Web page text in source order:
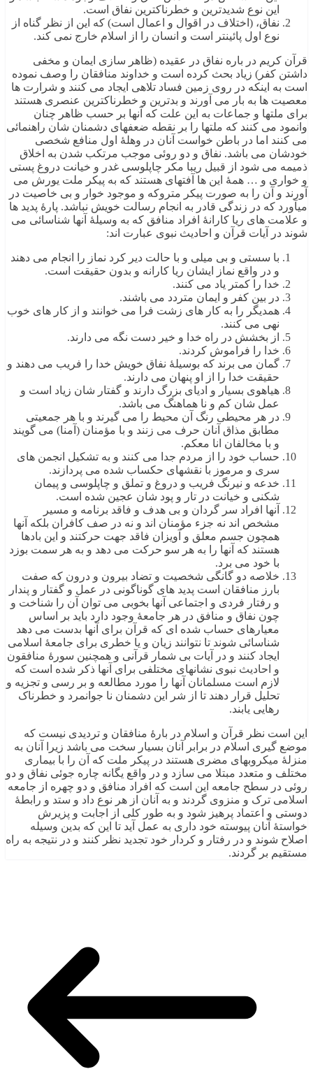
این نوع شدیدترین و خطرناکترین نفاق است.
نفاق، (اختلاف در اقوال و اعمال است) که این از نظر گناه از
نوع اول پائینتر است و انسان را از اسلام خارج نمی کند.
قرآن کریم در باره نفاق در عقیده (ظاهر سازی ایمان و مخفی
داشتن کفر) زیاد بحث کرده است و خداوند منافقان را وصف نموده
است به اینکه در روی زمین فساد تلاهی ایجاد می کنند و شرارت ها
معصیت ها به بار می آورند و بدترین و خطرناکترین عنصری هستند
برای ملتها و جماعات به این علت که آنها بر حسب ظاهر چنان
وانمود می کنند که ملتها را بر نقطه ضعفهای دشمنان شان راهنمائی
می کنند اما در باطن خواست آنان در وهلۀ اول منافع شخصی
خودشان می باشد. نفاق و دو روئی موجب مرتکب شدن به اخلاق
ذمیمه می شود از قبیل ریبا مکر چاپلوسی غدر و خیانت دروغ پستی
و خواری و … همۀ این ها آفتهای هستند که به پیکر ملت یورش می
آورند و آن را به صورت پیکر متروکه و موجود خوار و بی خاصیت در
میآورد که در زندگی قادر به انجام رسالت خویش نباشد. پارۀ پدید ها
و علامت های ریا کارانۀ افراد منافق که به وسیلۀ آنها شناسائی می
شوند در آیات قرآن و احادیث نبوی عبارت اند:
با سستی و بی میلی و با حالت دیر کرد نماز را انجام می دهند
و در واقع نماز ایشان ریا کارانه و بدون حقیقت است.
خدا را کمتر یاد می کنند.
در بین کفر و ایمان متردد می باشند.
همدیگر را به کار های زشت فرا می خوانند و از کار های خوب
نهی می کنند.
از بخشش در راه خدا و خیر دست نگه می دارند.
خدا را فراموش کردند.
گمان می برند که بوسیلۀ نفاق خویش خدا را فریب می دهند و
حقیقت خدا را از او پنهان می دارند.
هیاهوی بسیار و ادیای بزرگ دارند و گفتار شان زیاد است و
عمل شان کم و نا هماهنگ می باشد.
در هر محیطی رنگ آن محیط را می گیرند و با هر جمعیتی
مطابق مذاق آنان حرف می زنند و با مؤمنان (آمنا) می گویند
و با مخالفان انا معکم.
حساب خود را از مردم جدا می کنند و به تشکیل انجمن های
سری و مرموز با نقشهای حکساب شده می پردازند.
خدعه و نیرنگ فریب و دروغ و تملق و چاپلوسی و پیمان
شکنی و خیانت در تار و پود شان عجین شده است.
آنها افراد سر گردان و بی هدف و فاقد برنامه و مسیر
مشخص اند نه جزء مؤمنان اند و نه در صف کافران بلکه آنها
همچون جسم معلق و آویزان فاقد جهت حرکتند و این بادها
هستند که آنها را به هر سو حرکت می دهد و به هر سمت بوزد
با خود می برد.
خلاصه دو گانگی شخصیت و تضاد بیرون و درون که صفت
بارز منافقان است پدید های گوناگونی در عمل و گفتار و پندار
و رفتار فردی و اجتماعی آنها بخوبی می توان آن را شناخت و
چون نفاق و منافق در هر جامعۀ وجود دارد باید بر اساس
معیارهای حساب شده ای که قرآن برای آنها بدست می دهد
شناسائی شوند تا نتوانند زیان و یا خطری برای جامعۀ اسلامی
ایجاد کنند و در آیات بی شمار قرآنی و همچنین سورۀ منافقون
و احادیث نبوی نشانهای مختلفی برای آنها ذکر شده است که
لازم است مسلمانان آنها را مورد مطالعه و بر رسی و تجزیه و
تحلیل قرار دهند تا از شر این دشمنان نا جوانمرد و خطرناک
رهایی یابند.
این است نظر قرآن و اسلام در بارۀ منافقان و تردیدی نیست که
موضع گیری اسلام در برابر آنان بسیار سخت می باشد زیرا آنان به
منزلۀ میکروبهای مضری هستند در پیکر ملت که آن را با بیماری
مختلف و متعدد مبتلا می سازد و در واقع یگانه چاره جوئی نفاق و دو
روئی در سطح جامعه این است که افراد منافق و دو چهره از جامعه
اسلامی ترک و منزوی گردند و به آنان از هر نوع داد و ستد و رابطۀ
دوستی و اعتماد پرهیز شود و به طور کلی از اجابت و پزیرش
خواستۀ آنان پیوسته خود داری به عمل آید تا این که بدین وسیله
اصلاح شوند و در رفتار و کردار خود تجدید نظر کنند و در نتیجه به راه
مستقیم بر گردند.